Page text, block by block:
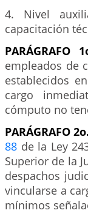
4. Nivel
capacitación
PARÁGRAFO
empleados de
establecidos
cargo
cómputo no
PARÁGRAFO 2o.
88 de la Ley
Superior de la
despachos
vincularse a
mínimos